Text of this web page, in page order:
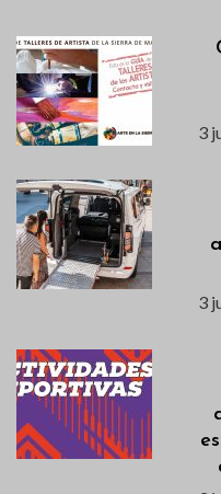
3
3